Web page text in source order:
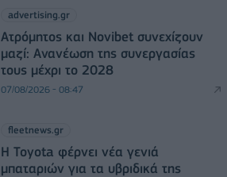
advertising.gr
Ατρόμητος και Novibet συνεχίζουν
μαζί: Ανανέωση της συνεργασίας
τους μέχρι το 2028
07/08/2026 - 08:47
fleetnews.gr
Η Toyota φέρνει νέα γενιά
μπαταριών για τα υβριδικά της